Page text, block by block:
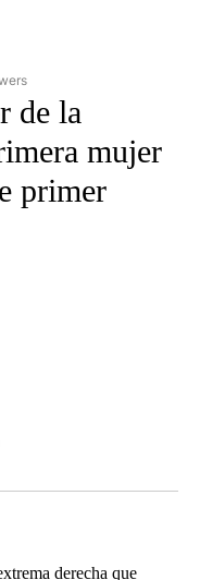
SPANISH" TO RECEIVE
de la
mujer
primer
derecha que